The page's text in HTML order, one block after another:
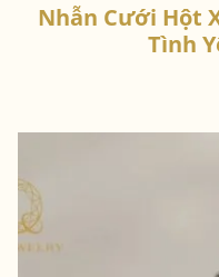
Nhẫn Cưới Hột
Tình